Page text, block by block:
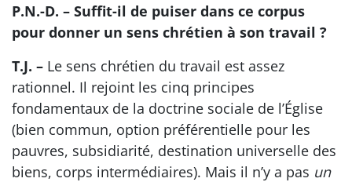
P.N.-D. – Suffit-il de puiser dans ce corpus
pour donner un sens chrétien à son travail ?
T.J. – Le sens chrétien du travail est assez
rationnel. Il rejoint les cinq principes
fondamentaux de la doctrine sociale de l’Église
(bien commun, option préférentielle pour les
pauvres, subsidiarité, destination universelle des
biens, corps intermédiaires). Mais il n’y a pas un